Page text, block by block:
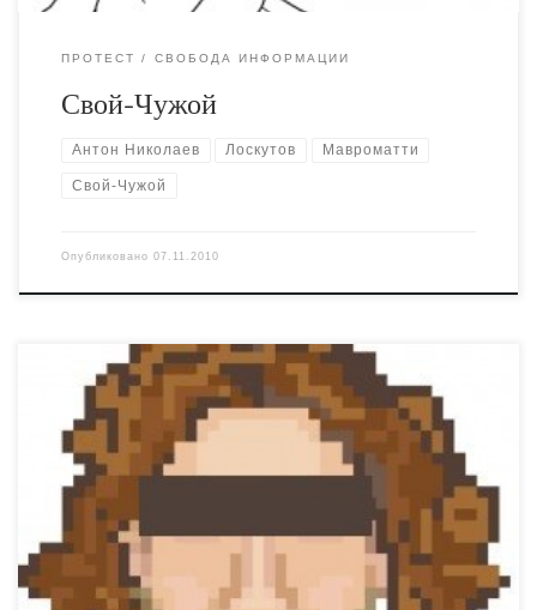
ПРОТЕСТ СВОБОДА ИНФОРМАЦИИ
Свой-Чужой
Антон Николаев Лоскутов Мавроматти
Свой-Чужой
Опубликовано 07.11.2010
Если кто не знает, Артёма Лоскутова вчера вечером
арестовали за неуплату какого-то давнего штрафа, и
сегодня будут судить. Полковник Музалёв из
Новосибирского ОВД объяснил это тем, что “не всегда
же вам надо мной издеваться”. Собственно говоря,
именно это, а не какой-то “забытый штраф” и является
реальным основанием для задержания. Что […]